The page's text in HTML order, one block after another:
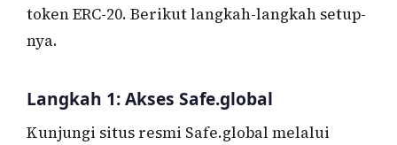
token ERC-20. Berikut langkah-langkah setup-
nya.
Langkah 1: Akses Safe.global
Kunjungi situs resmi Safe.global melalui